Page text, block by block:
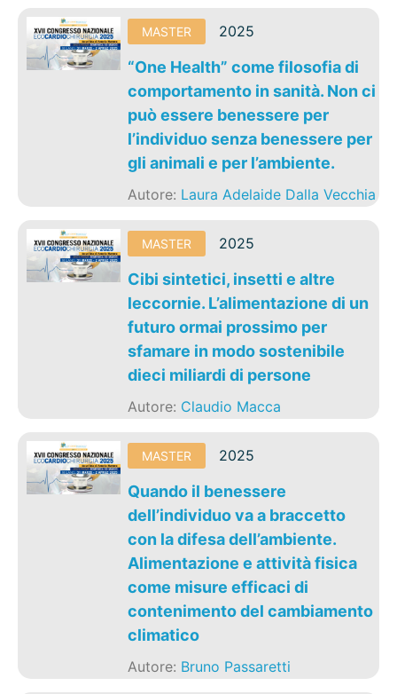
MASTER 2025
“One Health” come filosofia di
comportamento in sanità. Non ci
può essere benessere per
l’individuo senza benessere per
gli animali e per l’ambiente.
Autore: Laura Adelaide Dalla Vecchia
MASTER 2025
Cibi sintetici, insetti e altre
leccornie. L’alimentazione di un
futuro ormai prossimo per
sfamare in modo sostenibile
dieci miliardi di persone
Autore: Claudio Macca
MASTER 2025
Quando il benessere
dell’individuo va a braccetto
con la difesa dell’ambiente.
Alimentazione e attività fisica
come misure efficaci di
contenimento del cambiamento
climatico
Autore: Bruno Passaretti